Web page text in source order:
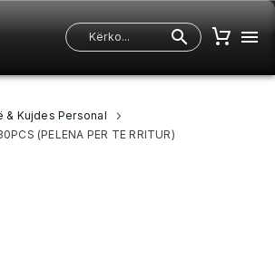
& Kujdes Personal
(PELENA PER TE RRITUR)